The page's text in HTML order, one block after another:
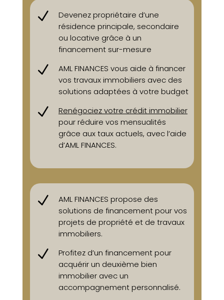
N
Devenez propriétaire d’une
résidence principale, secondaire
ou locative grâce à un
financement sur-mesure
N
AML FINANCES vous aide à financer
vos travaux immobiliers avec des
solutions adaptées à votre budget
N
Renégociez votre crédit immobilier
pour réduire vos mensualités
grâce aux taux actuels, avec l’aide
d’AML FINANCES.
N
AML FINANCES propose des
solutions de financement pour vos
projets de propriété et de travaux
immobiliers.
N
Profitez d’un financement pour
acquérir un deuxième bien
immobilier avec un
accompagnement personnalisé.